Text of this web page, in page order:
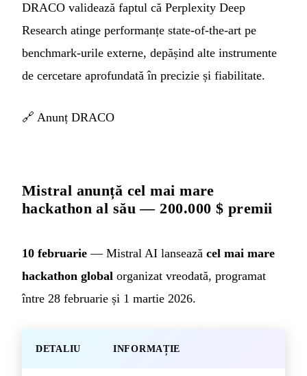
DRACO validează faptul că Perplexity Deep
Research atinge performanțe state-of-the-art pe
benchmark-urile externe, depășind alte instrumente
de cercetare aprofundată în precizie și fiabilitate.
🔗 Anunț DRACO
Mistral anunță cel mai mare
hackathon al său — 200.000 $ premii
10 februarie — Mistral AI lansează cel mai mare
hackathon global organizat vreodată, programat
între 28 februarie și 1 martie 2026.
DETALIU INFORMAȚIE